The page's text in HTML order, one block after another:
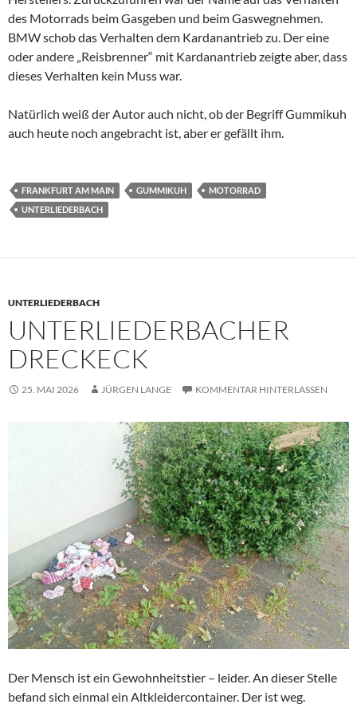
des Motorrads beim Gasgeben und beim Gaswegnehmen.
BMW schob das Verhalten dem Kardanantrieb zu. Der eine
oder andere „Reisbrenner“ mit Kardanantrieb zeigte aber, dass
dieses Verhalten kein Muss war.
Natürlich weiß der Autor auch nicht, ob der Begriff Gummikuh
auch heute noch angebracht ist, aber er gefällt ihm.
FRANKFURT AM MAIN GUMMIKUH
MOTORRAD
UNTERLIEDERBACH
UNTERLIEDERBACH
UNTERLIEDERBACHER
DRECKECK
25. MAI 2026 JÜRGEN LANGE KOMMENTAR HINTERLASSEN
Der Mensch ist ein Gewohnheitstier – leider. An dieser Stelle
befand sich einmal ein Altkleidercontainer. Der ist weg.